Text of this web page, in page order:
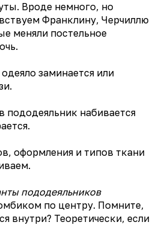
Вроде немного, но
Франклину, Черчиллю
меняли постельное
заминается или
пододеяльник набивается
оформления и типов ткани
пододеяльников
по центру. Помните,
внутри? Теоретически, если